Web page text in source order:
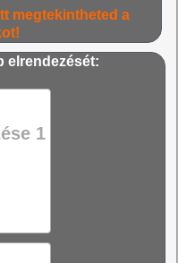
megtekintheted a
elrendezését: